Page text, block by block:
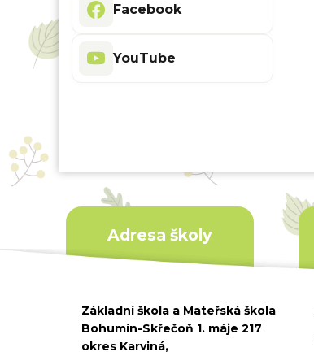
Facebook
YouTube
Adresa školy
Základní škola a Mateřská škola
Bohumín-Skřečoň 1. máje 217
okres Karviná,